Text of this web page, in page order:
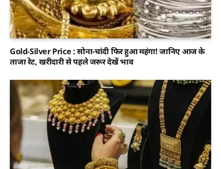
Gold-Silver Price : सोना-चांदी फिर हुआ महंगा! जानिए आज के
ताजा रेट, खरीदारी से पहले जरूर देखें भाव